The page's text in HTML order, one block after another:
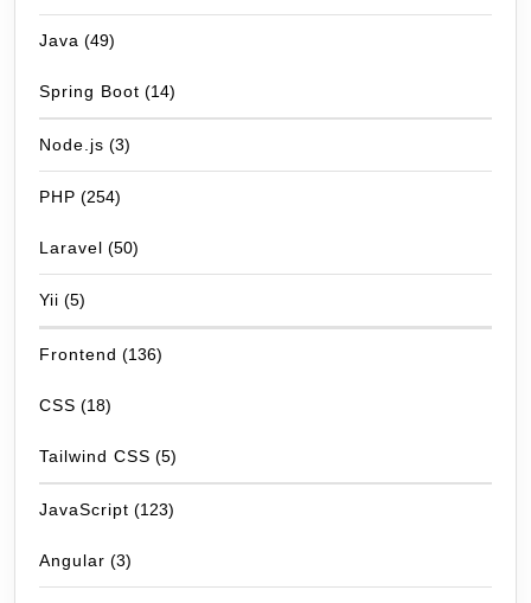
Java (49)
Spring Boot (14)
Node.js (3)
PHP (254)
Laravel (50)
Yii (5)
Frontend (136)
CSS (18)
Tailwind CSS (5)
JavaScript (123)
Angular (3)